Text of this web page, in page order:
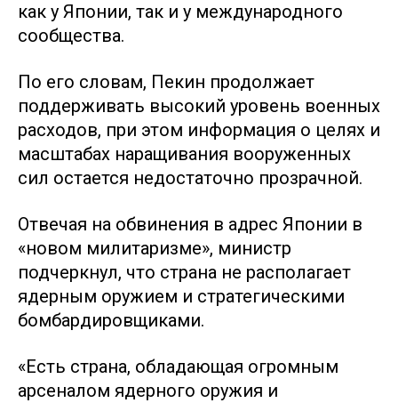
как у Японии, так и у международного
сообщества.
По его словам, Пекин продолжает
поддерживать высокий уровень военных
расходов, при этом информация о целях и
масштабах наращивания вооруженных
сил остается недостаточно прозрачной.
Отвечая на обвинения в адрес Японии в
«новом милитаризме», министр
подчеркнул, что страна не располагает
ядерным оружием и стратегическими
бомбардировщиками.
«Есть страна, обладающая огромным
арсеналом ядерного оружия и